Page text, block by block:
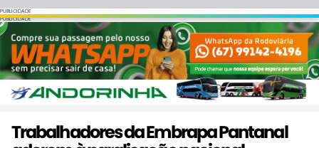
PUBLICIDADE
PUBLICIDADE
Trabalhadores da Embrapa Pantanal